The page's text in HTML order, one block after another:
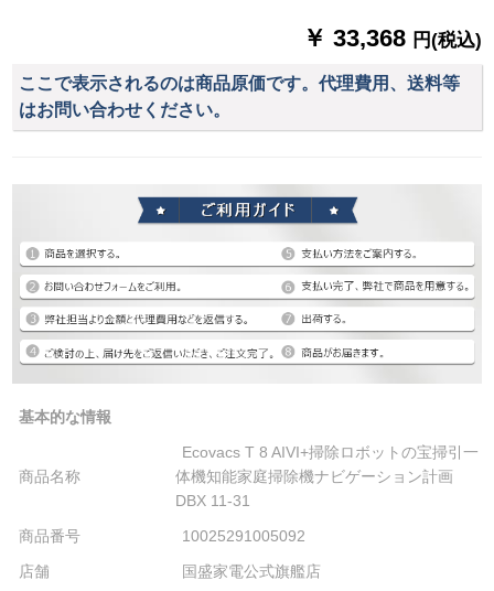
￥ 33,368 円(税込)
ここで表示されるのは商品原価です。代理費用、送料等
はお問い合わせください。
基本的な情報
商品名称
Ecovacs T 8 AIVI+掃除ロボットの宝掃引一
体機知能家庭掃除機ナビゲーション計画
DBX 11-31
商品番号
10025291005092
店舗
国盛家電公式旗艦店